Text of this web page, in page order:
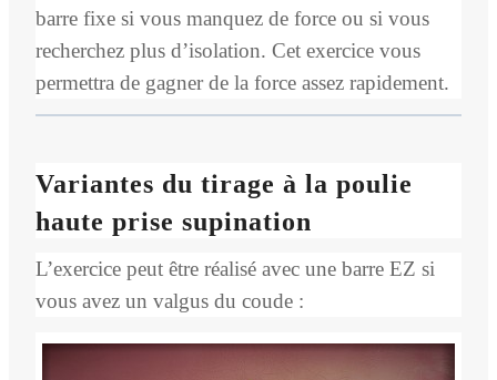
barre fixe si vous manquez de force ou si vous
recherchez plus d’isolation. Cet exercice vous
permettra de gagner de la force assez rapidement.
Variantes du tirage à la poulie
haute prise supination
L’exercice peut être réalisé avec une barre EZ si
vous avez un valgus du coude :